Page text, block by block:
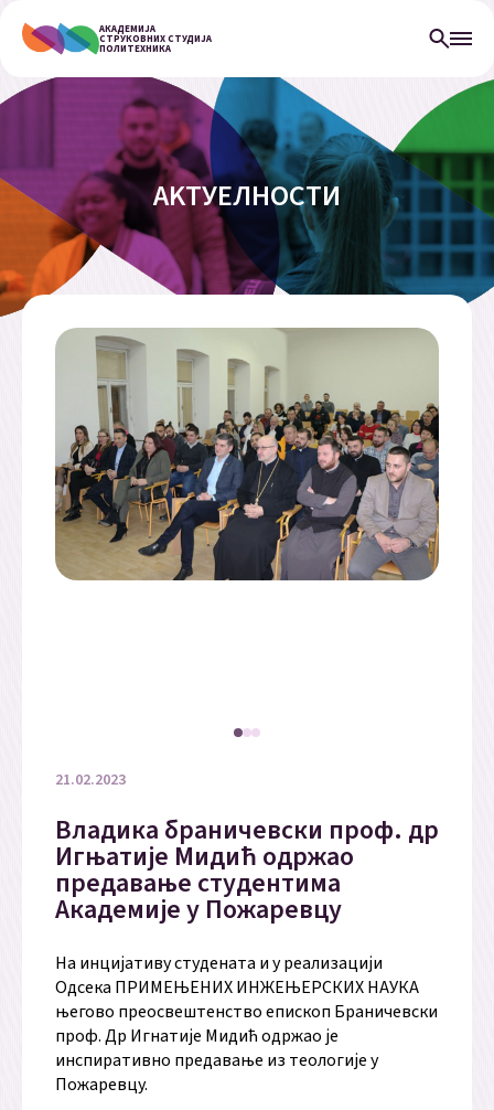
АКАДЕМИЈА
СТРУКОВНИХ СТУДИЈА
ПОЛИТЕХНИКА
АKТУЕЛНОСТИ
21.02.2023
Владика браничевски проф. др
Игњатије Мидић одржао
предавање студентима
Академије у Пожаревцу
На инцијативу студената и у реализацији
Одсека ПРИМЕЊЕНИХ ИНЖЕЊЕРСКИХ НАУКА
његово преосвештенство епископ Браничевски
проф. Др Игнатије Мидић одржао је
инспиративно предавање из теологије у
Пожаревцу.